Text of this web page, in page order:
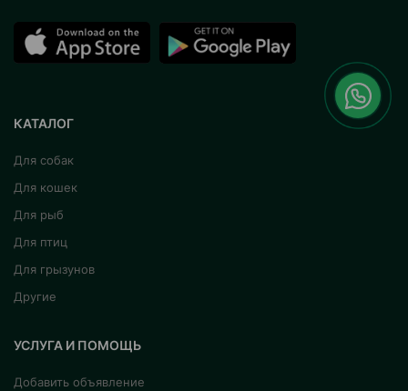
КАТАЛОГ
Для собак
Для кошек
Для рыб
Для птиц
Для грызунов
Другие
УСЛУГА И ПОМОЩЬ
Добавить объявление